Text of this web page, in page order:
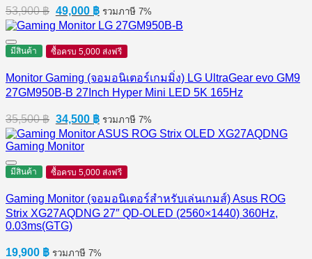
53,900฿ Original
price
was:
53,900 ฿.
49,000 ฿Current
price
is:
49,000 ฿.
รวมภาษี 7%
มีสินค้า ซื้อครบ 5,000 ส่งฟรี
Monitor Gaming (จอมอนิเตอร์เกมมิ่ง) LG UltraGear evo GM9
27GM950B-B 27Inch Hyper Mini LED 5K 165Hz
35,500฿ Original
price
was:
34,500 ฿Current
price
is:
รวมภาษี 7%
มีสินค้า ซื้อครบ 5,000 ส่งฟรี
Gaming Monitor (จอมอนิเตอร์สำหรับเล่นเกมส์) Asus ROG
Strix XG27AQDNG 27″ QD-OLED (2560×1440) 360Hz,
0.03ms(GTG)
19,900 ฿ รวมภาษี 7%